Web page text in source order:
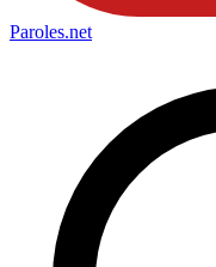
Paroles.net